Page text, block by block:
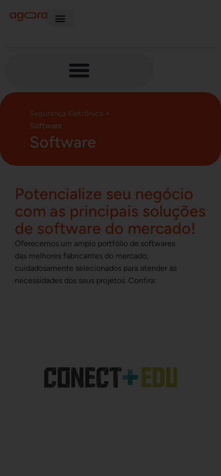
Segurança Eletrônica >
Software
Software
Potencialize seu negócio
com as principais soluções
de software do mercado!
Oferecemos um amplo portfólio de softwares
das melhores fabricantes do mercado,
cuidadosamente selecionados para atender às
necessidades dos seus projetos. Confira: